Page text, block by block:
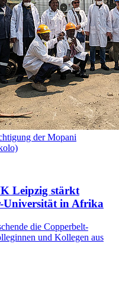
der Mopani
Leipzig stärkt
Universität in Afrika
die Copperbelt-
und Kollegen aus